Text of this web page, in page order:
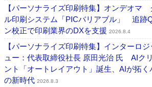
【パーソナライズ印刷特集】オンデオマ
ル印刷システム「PICバリアブル」 追跡
ン校正で印刷業界のDXを支援 2026.8.4
【パーソナライズ印刷特集】インターロ
ュー：代表取締役社長 原田光治 氏 AIク
ント「オートレイアウト」誕生、AIが拓く
の新時代 2026.8.3